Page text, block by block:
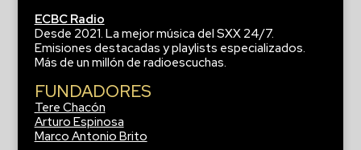
ECBC Radio
Desde 2021. La mejor música del SXX 24/7.
Emisiones destacadas y playlists especializados.
Más de un millón de radioescuchas.
FUNDADORES
Tere Chacón
Arturo Espinosa
Marco Antonio Brito